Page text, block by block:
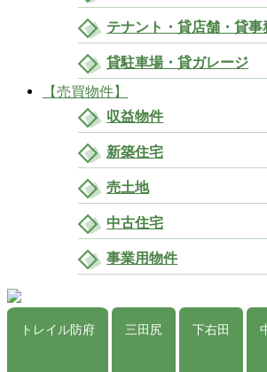
テナント・貸店舗・貸事
貸駐車場・貸ガレージ
【売買物件】
収益物件
新築住宅
売土地
中古住宅
事業用物件
トレイル防府 三田尻 下右田